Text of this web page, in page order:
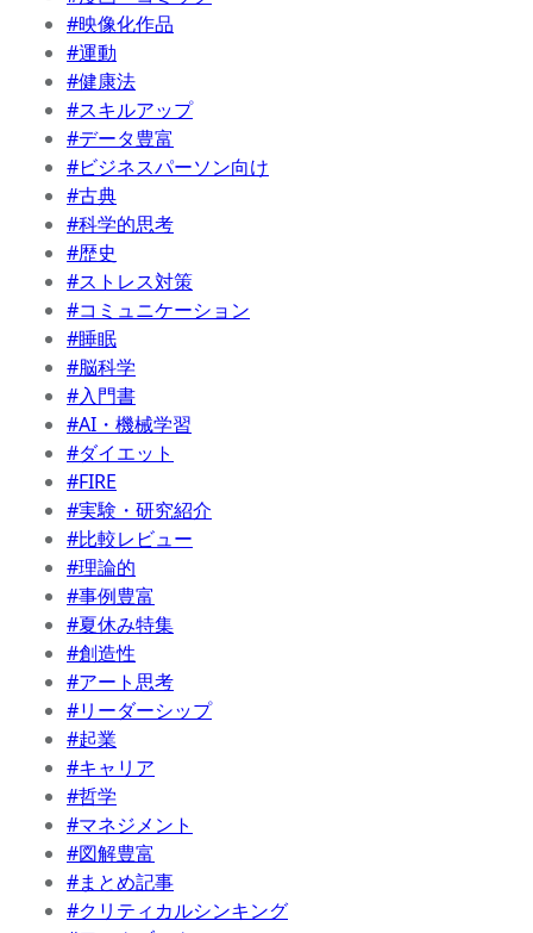
#映像化作品
#運動
#健康法
#スキルアップ
#データ豊富
#ビジネスパーソン向け
#古典
#科学的思考
#歴史
#ストレス対策
#コミュニケーション
#睡眠
#脳科学
#入門書
#AI・機械学習
#ダイエット
#FIRE
#実験・研究紹介
#比較レビュー
#理論的
#事例豊富
#夏休み特集
#創造性
#アート思考
#リーダーシップ
#起業
#キャリア
#哲学
#マネジメント
#図解豊富
#まとめ記事
#クリティカルシンキング